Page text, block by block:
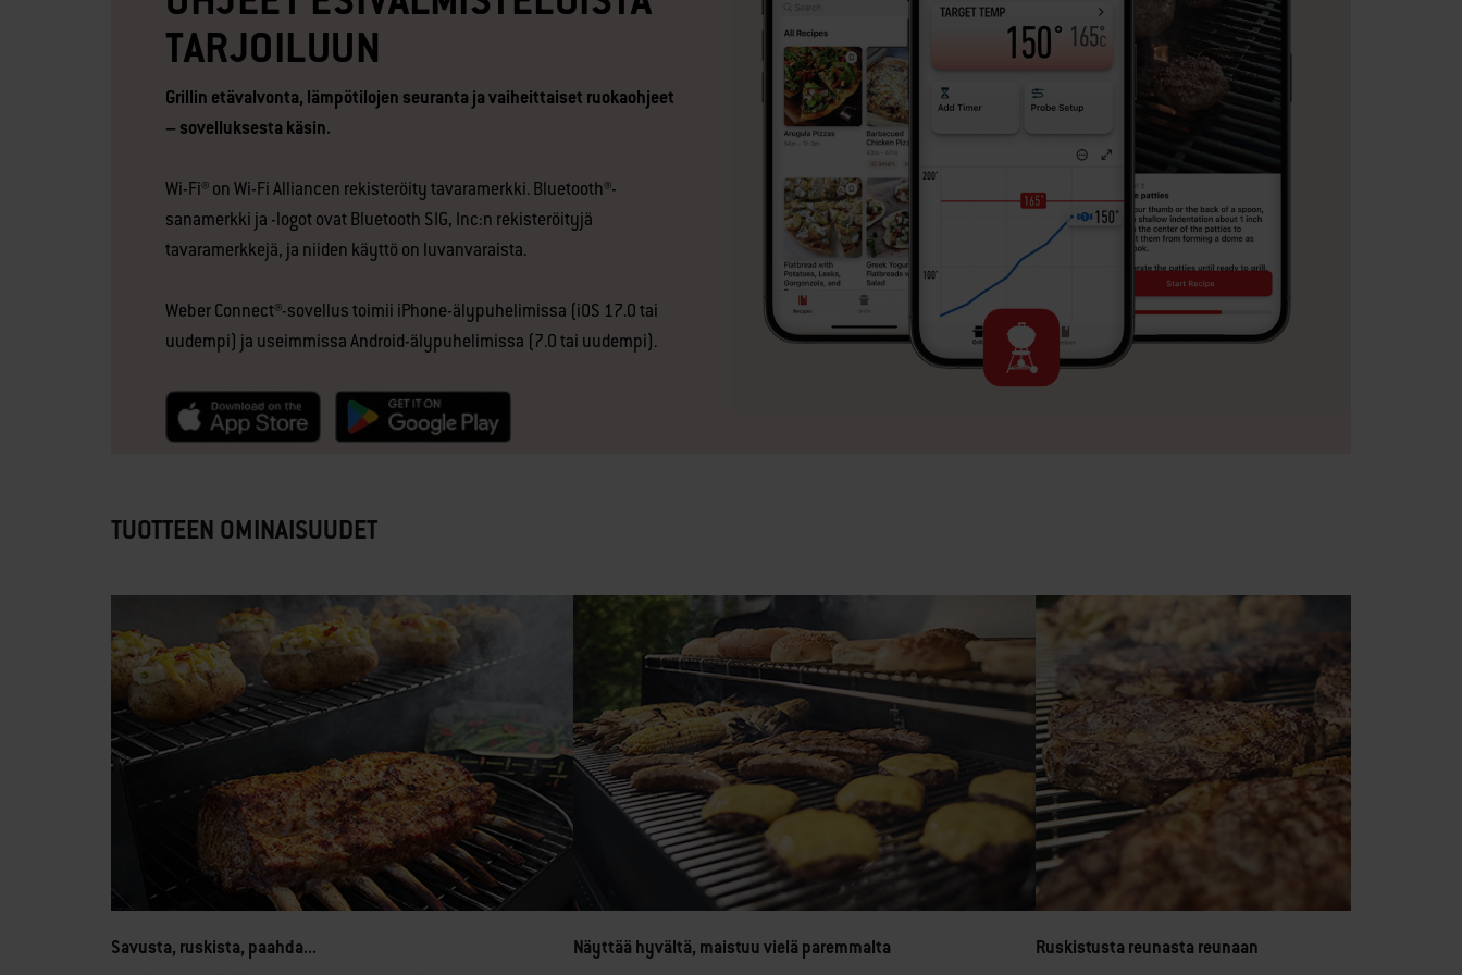
TARJOILUUN
Grillin etävalvonta, lämpötilojen seuranta ja vaiheittaiset ruokaohjeet
– sovelluksesta käsin.
Wi-Fi® on Wi-Fi Alliancen rekisteröity tavaramerkki. Bluetooth®-
sanamerkki ja -logot ovat Bluetooth SIG, Inc:n rekisteröityjä
tavaramerkkejä, ja niiden käyttö on luvanvaraista.
Weber Connect®-sovellus toimii iPhone-älypuhelimissa (iOS 17.0 tai
uudempi) ja useimmissa Android-älypuhelimissa (7.0 tai uudempi).
null
TUOTTEEN OMINAISUUDET
Savusta, ruskista, paahda... Näyttää hyvältä, maistuu vielä paremmalta Ruskistusta reunasta reunaan